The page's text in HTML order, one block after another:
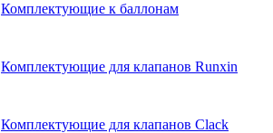
Комплектующие к баллонам
Комплектующие для клапанов Runxin
Комплектующие для клапанов Clack